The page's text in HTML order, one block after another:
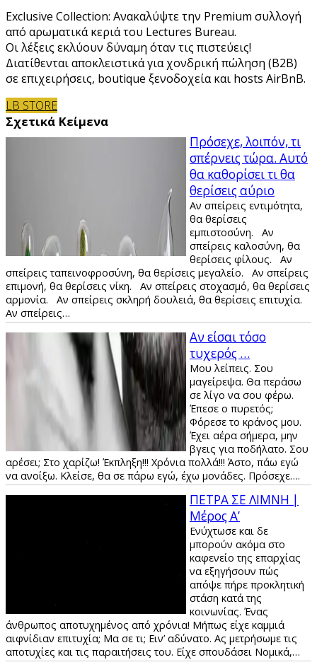
Exclusive Collection: Ανακαλύψτε την Premium συλλογή
από αρωματικά κεριά του Lectures Bureau.
Οι λέξεις εκλύουν δύναμη όταν τις πιστεύεις!
Διατίθενται αποκλειστικά για χονδρική πώληση (B2B)
σε επιχειρήσεις, boutique ξενοδοχεία και hosts AirBnB.
LB STORE
Σχετικά Κείμενα
Πρόσεχε, λοιπόν, τι
σπέρνεις τώρα. Αυτό
θα καθορίσει τι θα
θερίσεις αύριο
Αν σπείρεις εντιμότητα,
θα θερίσεις
εμπιστοσύνη. Αν
σπείρεις καλοσύνη, θα
θερίσεις φίλους. Αν
σπείρεις ταπεινοφροσύνη, θα θερίσεις μεγαλείο. Αν σπείρεις
επιμονή, θα θερίσεις νίκη. Αν σπείρεις στοχασμό, θα θερίσεις
αρμονία. Αν σπείρεις σκληρή δουλειά, θα θερίσεις επιτυχία.
Αν σπείρεις…
Αν είσαι τόσο
τυχερός …
Μου λείπεις. Σου
μαγείρεψα. Θα περάσω
σε λίγο να σου φέρω.
Έπεσε ο πυρετός;
Φόρεσε το κράνος μου.
Έχει αέρα σήμερα, μην
βγεις για ποδήλατο. Σου
αρέσει; Στο χαρίζω! Έκπληξη!!! Χρόνια πολλά!!! Άστο, πάω εγώ
να ανοίξω. Κλείσε, θα σε πάρω εγώ, έχω μονάδες. Πρόσεχε….
ΠΕΤΡΑ ΣΕ ΛΙΜΝΗ |
Μέρος Α’
Ενύχτωσε και δε
μπορούν ακόμα στο
καφενείο της επαρχίας
να εξηγήσουν πώς
απόψε πήρε προκλητική
στάση κατά της
κοινωνίας. Ένας
άνθρωπος αποτυχημένος από χρόνια! Μήπως είχε καμμιά
αιφνίδιαν επιτυχία; Μα σε τι; Ειν’ αδύνατο. Ας μετρήσωμε τις
αποτυχίες και τις παραιτήσεις του. Είχε σπουδάσει Νομικά,…